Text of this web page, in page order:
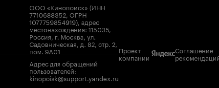
ООО «Кинопоиск» (ИНН
7710688352, ОГРН
1077759854919), адрес
местонахождения: 115035,
Россия, г. Москва, ул.
Садовническая, д. 82, стр. 2,
пом. 9А01
Адрес для обращений
пользователей:
kinopoisk@support.yandex.ru
Проект
компании
Соглашение